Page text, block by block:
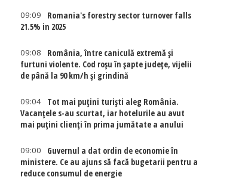
09:09
Romania's forestry sector turnover falls
21.5% in 2025
09:08
România, între caniculă extremă și
furtuni violente. Cod roșu în șapte județe, vijelii
de până la 90 km/h și grindină
09:04
Tot mai puțini turiști aleg România.
Vacanțele s-au scurtat, iar hotelurile au avut
mai puțini clienți în prima jumătate a anului
09:00
Guvernul a dat ordin de economie în
ministere. Ce au ajuns să facă bugetarii pentru a
reduce consumul de energie